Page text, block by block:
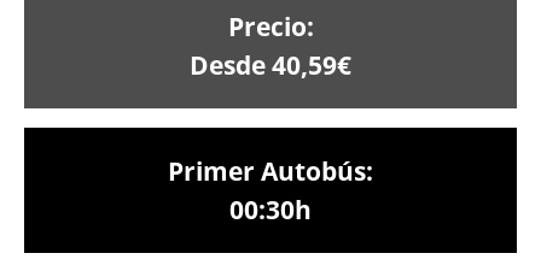
Precio:
Desde 40,59€
Primer Autobús:
00:30h